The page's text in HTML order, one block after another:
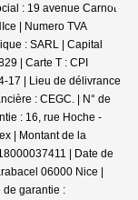
: 19 avenue Carnot -
| Numero TVA
: SARL | Capital
| Carte T : CPI
17 | Lieu de délivrance
: CEGC. | N° de
: 16, rue Hoche -
| Montant de la
| Date de
06000 Nice |
de garantie :